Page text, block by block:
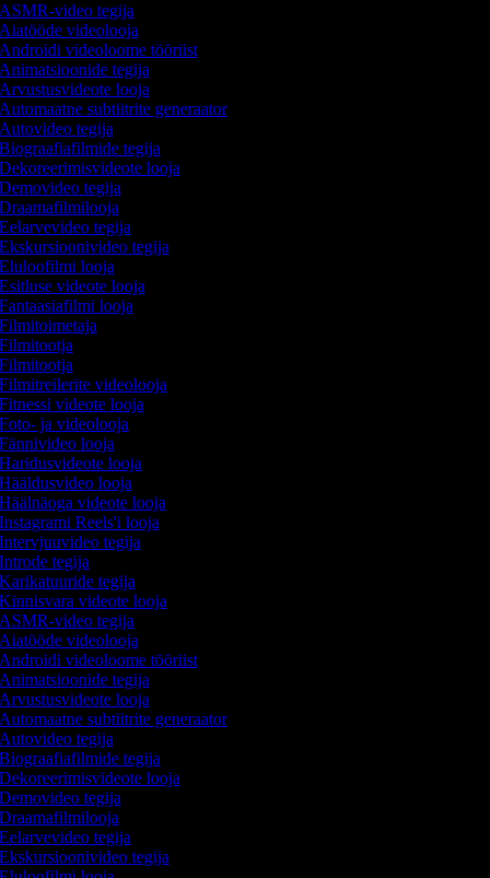
video tegija
videolooja
videoloome tööriist
tegija
looja
subtiitrite generaator
tegija
tegija
looja
tegija
tegija
tegija
looja
videote looja
looja
videolooja
videote looja
ja videolooja
looja
looja
looja
videote looja
Reels'i looja
tegija
tegija
tegija
videote looja
video tegija
videolooja
videoloome tööriist
tegija
looja
subtiitrite generaator
tegija
tegija
looja
tegija
tegija
tegija